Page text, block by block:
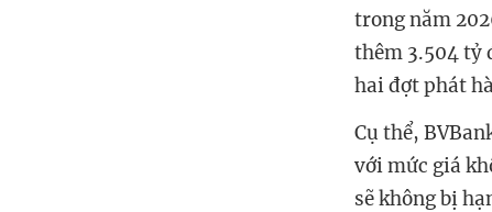
trong năm
thêm 3.504 tỷ
hai đợt phát
Cụ thể,
với mức giá
sẽ không bị